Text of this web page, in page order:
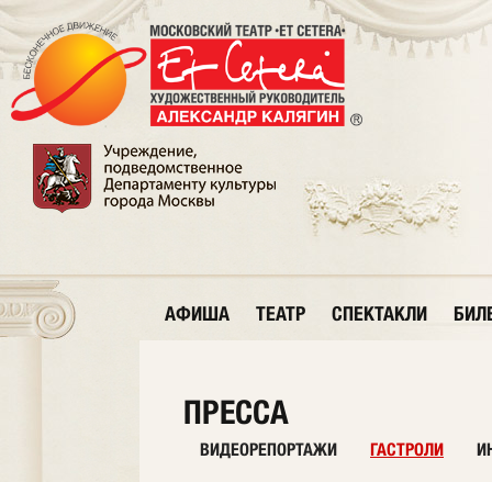
АФИША ТЕАТР СПЕКТАКЛИ
ПРЕССА
ВИДЕОРЕПОРТАЖИ ГАСТРОЛИ